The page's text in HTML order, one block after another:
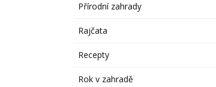
Přírodní zahrady
Rajčata
Recepty
Rok v zahradě